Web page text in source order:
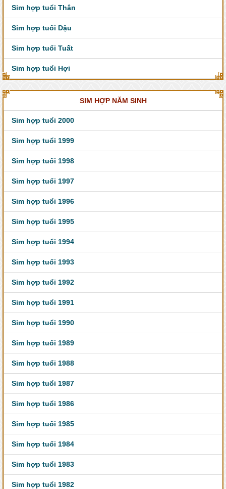
Sim hợp tuổi Thân
Sim hợp tuổi Dậu
Sim hợp tuổi Tuất
Sim hợp tuổi Hợi
SIM HỢP NĂM SINH
Sim hợp tuổi 2000
Sim hợp tuổi 1999
Sim hợp tuổi 1998
Sim hợp tuổi 1997
Sim hợp tuổi 1996
Sim hợp tuổi 1995
Sim hợp tuổi 1994
Sim hợp tuổi 1993
Sim hợp tuổi 1992
Sim hợp tuổi 1991
Sim hợp tuổi 1990
Sim hợp tuổi 1989
Sim hợp tuổi 1988
Sim hợp tuổi 1987
Sim hợp tuổi 1986
Sim hợp tuổi 1985
Sim hợp tuổi 1984
Sim hợp tuổi 1983
Sim hợp tuổi 1982